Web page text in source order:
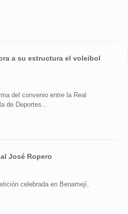
a su estructura el voleibol
del convenio entre la Real
de Deportes...
José Ropero
celebrada en Benamejí,